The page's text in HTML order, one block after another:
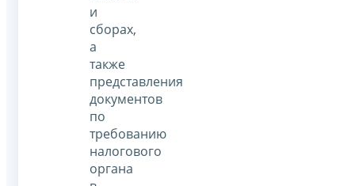
и
сборах,
а
также
представления
документов
по
требованию
налогового
органа